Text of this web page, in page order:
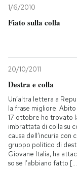
CALENDARIO
Entra
1/6/2010
Fiato sulla colla
20/10/2011
Destra e colla
Un’altra lettera a
la frase migliore.
17 ottobre ho trovato
imbrattata di colla su
causa dell’incuria con
gruppo politico di
Giovane Italia, ha
so se l’abbiano fatto